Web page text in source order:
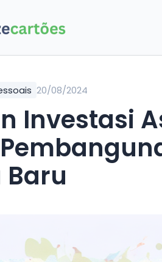
20/08/2024
Investasi
Baru